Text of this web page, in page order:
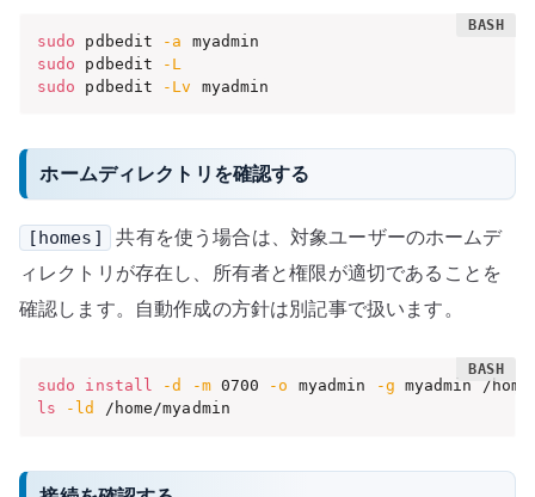
sudo pdbedit -a
sudo pdbedit
-L
sudo pdbedit -Lv myadmin
ホームディレクトリを確認する
[homes]
共有を使う場合は、対象ユーザーのホームデ
ィレクトリが存在し、所有者と権限が適切であることを
確認します。自動作成の方針は別記事で扱います。
sudo install -d -m 0700 -o myadmin
-g
ls
-ld /home/myadmin